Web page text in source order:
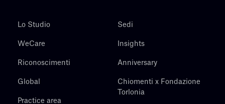
Lo Studio
WeCare
Riconoscimenti
Global
Practice area
Sedi
Insights
Anniversary
Chiomenti x Fondazione
Torlonia